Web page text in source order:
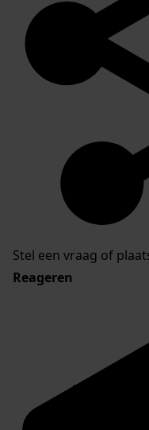
Stel een vraag of
Reageren